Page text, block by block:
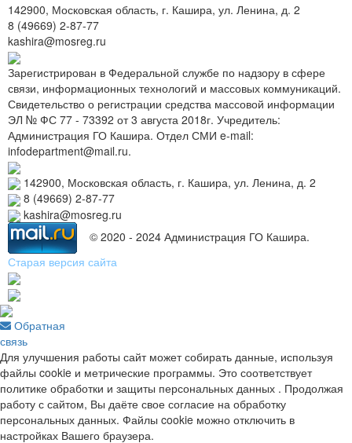
142900, Московская область, г. Кашира, ул. Ленина, д. 2
8 (49669) 2-87-77
kashira@mosreg.ru
Зарегистрирован в Федеральной службе по надзору в сфере
связи, информационных технологий и массовых коммуникаций.
Свидетельство о регистрации средства массовой информации
ЭЛ № ФС 77 - 73392 от 3 августа 2018г. Учредитель:
Администрация ГО Кашира. Отдел СМИ e-mail:
infodepartment@mail.ru.
142900, Московская область, г. Кашира, ул. Ленина, д. 2
8 (49669) 2-87-77
kashira@mosreg.ru
© 2020 - 2024 Администрация ГО Кашира.
Старая версия сайта
Обратная
связь
Для улучшения работы сайт может собирать данные, используя
файлы cookie и метрические программы. Это соответствует
политике обработки и защиты персональных данных . Продолжая
работу с сайтом, Вы даёте свое согласие на обработку
персональных данных. Файлы cookie можно отключить в
настройках Вашего браузера.